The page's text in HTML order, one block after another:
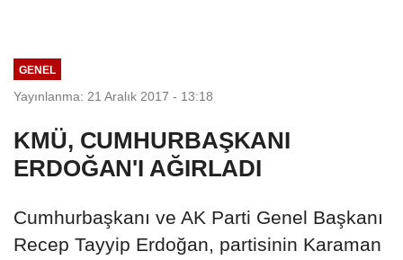
GENEL
Yayınlanma: 21 Aralık 2017 - 13:18
KMÜ, CUMHURBAŞKANI
ERDOĞAN'I AĞIRLADI
Cumhurbaşkanı ve AK Parti Genel Başkanı
Recep Tayyip Erdoğan, partisinin Karaman